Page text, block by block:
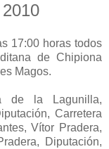
17:00 horas todos
de Chipiona
Magos.
de la Lagunilla,
Carretera
Vítor Pradera,
Diputación,